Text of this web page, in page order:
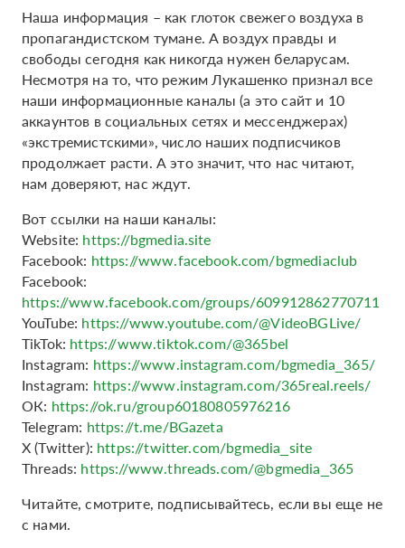
Наша информация – как глоток свежего воздуха в
пропагандистском тумане. А воздух правды и
свободы сегодня как никогда нужен беларусам.
Несмотря на то, что режим Лукашенко признал все
наши информационные каналы (а это сайт и 10
аккаунтов в социальных сетях и мессенджерах)
«экстремистскими», число наших подписчиков
продолжает расти. А это значит, что нас читают,
нам доверяют, нас ждут.
Вот ссылки на наши каналы:
Website: https://bgmedia.site
Facebook: https://www.facebook.com/bgmediaclub
Facebook:
https://www.facebook.com/groups/609912862770711
YouTube: https://www.youtube.com/@VideoBGLive/
TikTok: https://www.tiktok.com/@365bel
Instagram: https://www.instagram.com/bgmedia_365/
Instagram: https://www.instagram.com/365real.reels/
ОК: https://ok.ru/group60180805976216
Telegram: https://t.me/BGazeta
Х (Twitter): https://twitter.com/bgmedia_site
Threads: https://www.threads.com/@bgmedia_365
Читайте, смотрите, подписывайтесь, если вы еще не
с нами.